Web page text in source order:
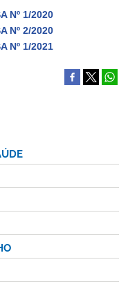
Nº 1/2020
Nº 2/2020
Nº 1/2021